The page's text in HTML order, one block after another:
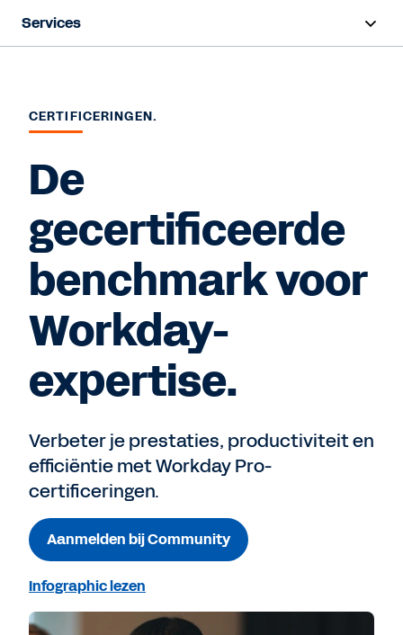
Services
Implementatie
Success Plans
Support
CERTIFICERINGEN.
De
gecertificeerde
benchmark voor
Workday-
expertise.
Verbeter je prestaties, productiviteit en
efficiëntie met Workday Pro-
certificeringen.
Aanmelden bij Community
Infographic lezen